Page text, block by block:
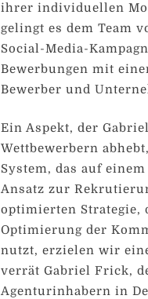
ihrer individuellen
gelingt es dem Team
Social-Media-
Bewerbungen mit
Bewerber und
Ein Aspekt, der
Wettbewerbern
System, das auf
Ansatz zur
optimierten Strategie,
Optimierung der
nutzt, erzielen wir
verrät Gabriel Frick,
Agenturinhabern in